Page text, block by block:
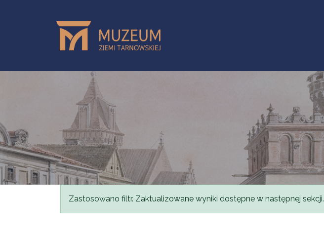
Komunikat
Zastosowano filtr. Zaktualizowane wyniki dostępne w następnej sekcji.